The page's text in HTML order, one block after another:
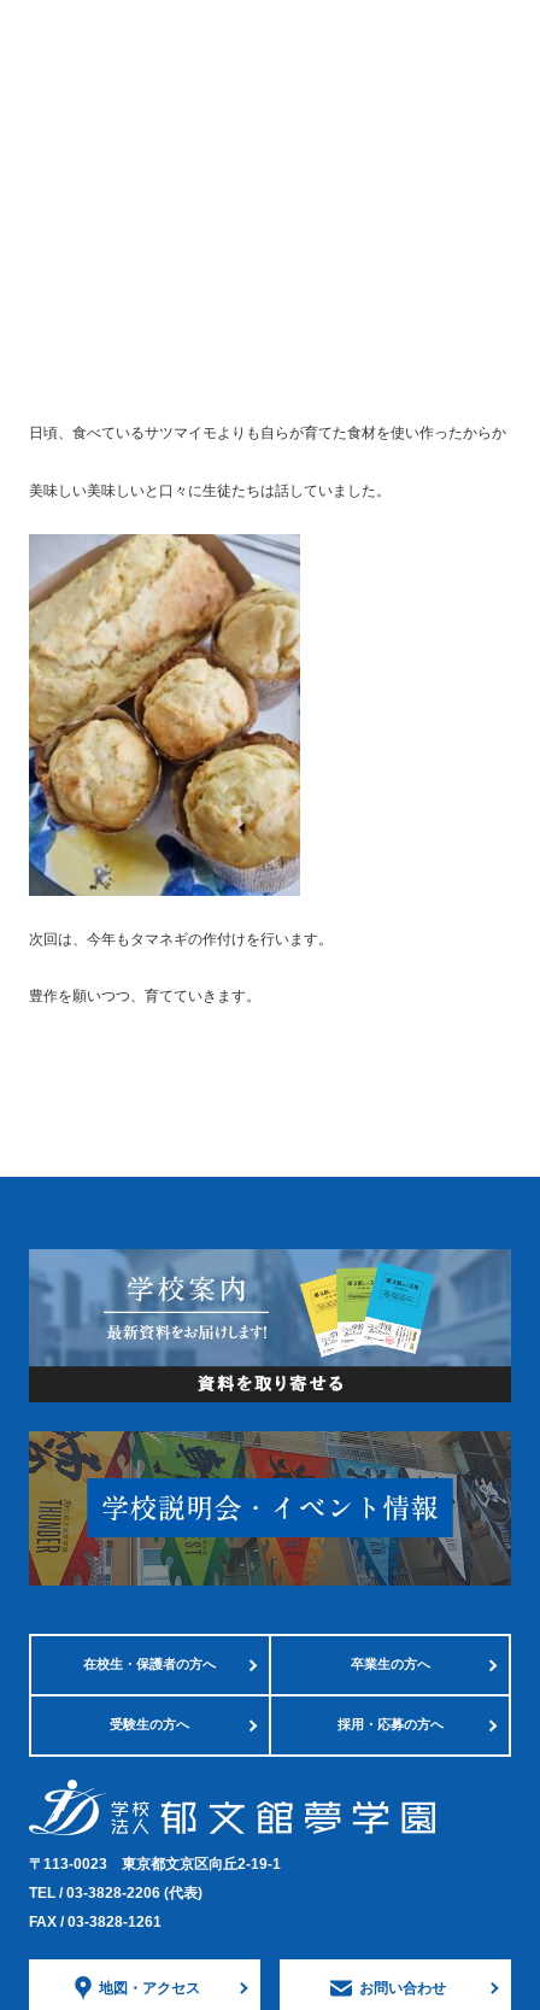
日頃、食べているサツマイモよりも自らが育てた食材を使い作ったからか
美味しい美味しいと口々に生徒たちは話していました。
次回は、今年もタマネギの作付けを行います。
豊作を願いつつ、育てていきます。
在校生・保護者の方へ 卒業生の方へ
受験生の方へ 採用・応募の方へ
〒113-0023 東京都文京区向丘2-19-1
TEL /03-3828-2206 (代表)
FAX / 03-3828-1261
地図・ アクセス お問い合わせ